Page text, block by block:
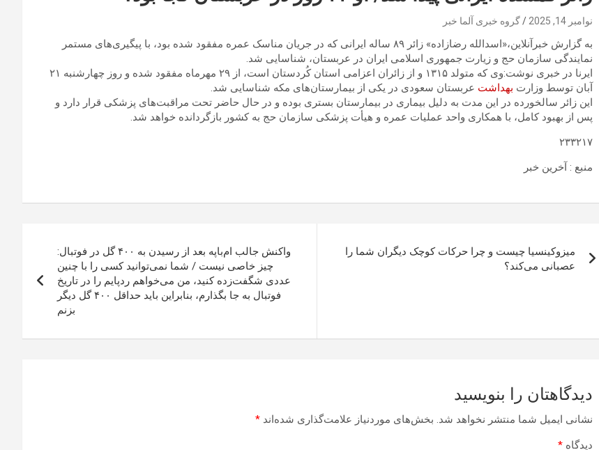
نوامبر 14, 2025 گروه خبری آلما خبر
به گزارش خبرآنلاین،«اسدالله رضازاده» زائر ۸۹ ساله ایرانی که در جریان مناسک عمره مفقود شده بود، با پیگیری‌های مستمر
نمایندگی سازمان حج و زیارت جمهوری اسلامی ایران در عربستان، شناسایی شد.
ایرنا در خبری نوشت:وی که متولد ۱۳۱۵ و از زائران اعزامی استان کُردستان است، از ۲۹ مهرماه مفقود شده و روز چهارشنبه ۲۱
آبان توسط وزارت بهداشت عربستان سعودی در یکی از بیمارستان‌های مکه شناسایی شد.
این زائر سالخورده‌ در این مدت به‌ دلیل بیماری در بیمارستان بستری بوده و در حال حاضر تحت مراقبت‌های پزشکی قرار دارد و
پس از بهبود کامل، با همکاری واحد عملیات عمره و هیأت پزشکی سازمان حج به کشور بازگردانده خواهد شد.
۲۳۳۲۱۷
منبع : آخرین خبر
نوشته
میزوکینسیا چیست و چرا حرکات کوچک دیگران شما را
عصبانی می‌کند؟
واکنش جالب‌ ام‌باپه بعد از رسیدن به ۴۰۰ گل در فوتبال:
چیز خاصی نیست / شما نمی‌توانید کسی را با چنین
عددی شگفت‌زده کنید، من می‌خواهم ردپایم را در تاریخ
فوتبال به جا بگذارم، بنابراین باید حداقل ۴۰۰ گل دیگر
بزنم
دیدگاهتان را بنویسید
نشانی ایمیل شما منتشر نخواهد شد. بخش‌های موردنیاز علامت‌گذاری شده‌اند *
دیدگاه *